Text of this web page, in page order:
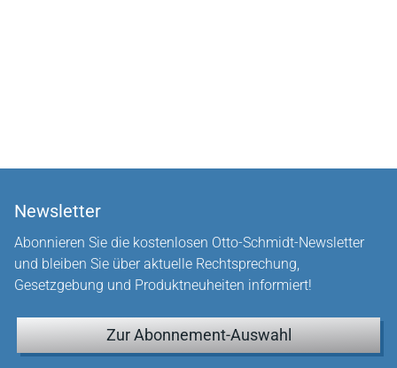
Newsletter
Abonnieren Sie die kostenlosen Otto-Schmidt-Newsletter
und bleiben Sie über aktuelle Rechtsprechung,
Gesetzgebung und Produktneuheiten informiert!
Zur Abonnement-Auswahl